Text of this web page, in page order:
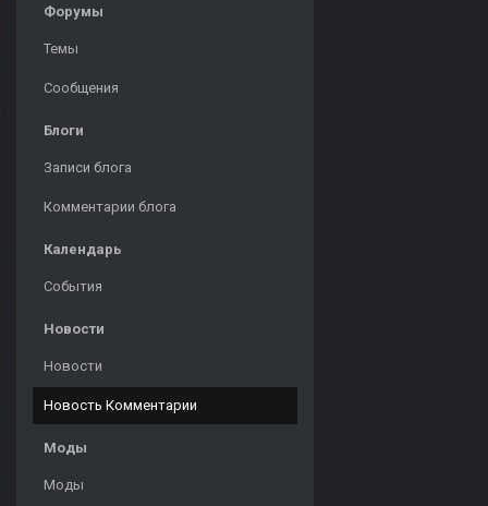
Форумы
Темы
Сообщения
Блоги
Записи блога
Комментарии блога
Календарь
События
Новости
Новости
Новость Комментарии
Моды
Моды